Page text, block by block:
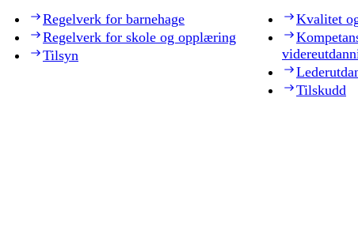
Regelverk for barnehage
Regelverk for skole og opplæring
Tilsyn
Kvalitet
Tilskudd